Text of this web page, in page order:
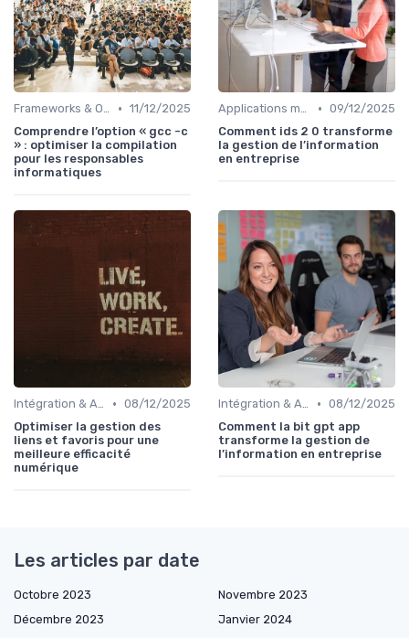
Frameworks & Outils • 11/12/2025
Comprendre l’option « gcc -c
» : optimiser la compilation
pour les responsables
informatiques
Applications métiers • 09/12/2025
Comment ids 2 0 transforme
la gestion de l’information
en entreprise
Intégration & APIs • 08/12/2025
Optimiser la gestion des
liens et favoris pour une
meilleure efficacité
numérique
Intégration & APIs • 08/12/2025
Comment la bit gpt app
transforme la gestion de
l’information en entreprise
Les articles par date
Octobre 2023
Novembre 2023
Décembre 2023
Janvier 2024